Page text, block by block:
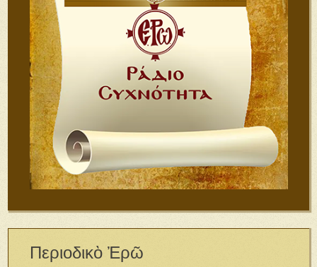
Περιοδικὸ Ἐρῶ